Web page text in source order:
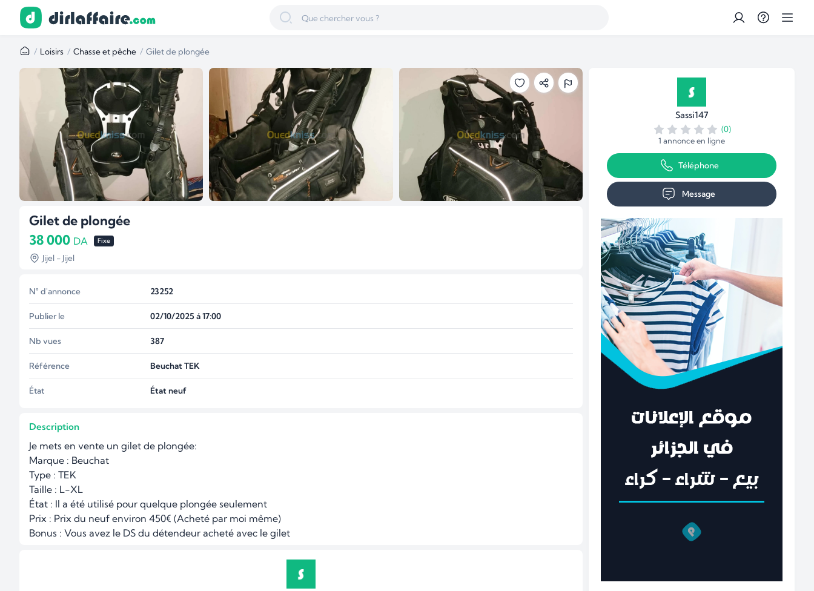
Loisirs Chasse et pêche Gilet de plongée
Gilet de plongée
38 000 DA Fixe
Jijel - Jijel
N° d'annonce 23252
Publier le 02/10/2025 á 17:00
Nb vues 387
Référence Beuchat TEK
État État neuf
Description
Je mets en vente un gilet de plongée:
Marque : Beuchat
Type : TEK
Taille : L-XL
État : Il a été utilisé pour quelque plongée seulement
Prix : Prix du neuf environ 450€ (Acheté par moi même)
Bonus : Vous avez le DS du détendeur acheté avec le gilet
Sassi147
(0)
1 annonce en ligne
Téléphone
Message